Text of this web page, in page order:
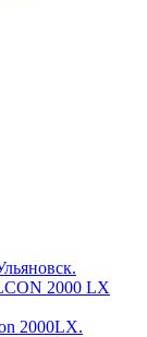
2000 LX
2000LX.